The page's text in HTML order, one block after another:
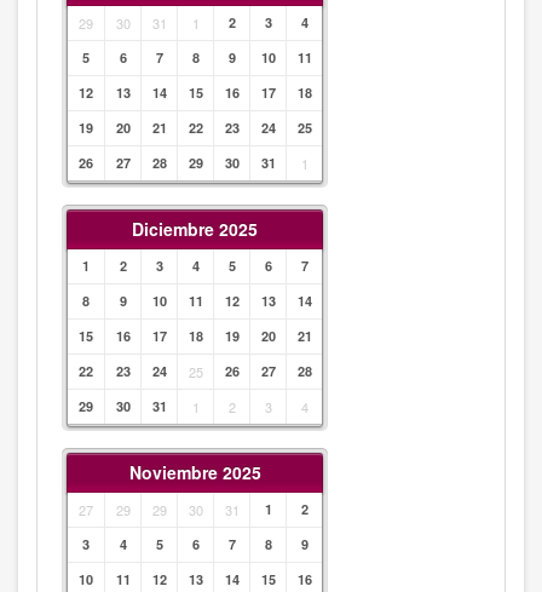
29 30 31 1 2 3
4
5
6 7 8 9 10
11
12
13 14 15 16 17
18
19
20 21 22 23 24
25
26
27 28 29 30 31 1
Diciembre 2025
1 2 3 4 5 6
7
8
9 10 11 12 13
14
15
16 17 18 19 20
21
22
23 24 25 26 27
28
29
30 31 1 2 3 4
Noviembre 2025
27 29 29 30 31 1
2
3
4 5 6 7 8
9
10
11 12 13 14 15
16